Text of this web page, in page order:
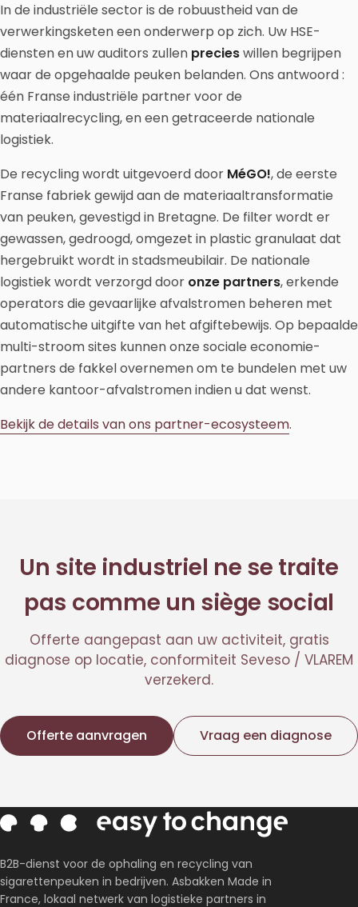
In de industriële sector is de robuustheid van de
verwerkingsketen een onderwerp op zich. Uw HSE-
diensten en uw auditors zullen precieswillen begrijpen
waar de opgehaalde peuken belanden. Ons antwoord :
één Franse industriële partner voor de
materiaalrecycling, en een getraceerde nationale
logistiek.
De recycling wordt uitgevoerd door MéGO!, de eerste
Franse fabriek gewijd aan de materiaaltransformatie
van peuken, gevestigd in Bretagne. De filter wordt er
gewassen, gedroogd, omgezet in plastic granulaat dat
hergebruikt wordt in stadsmeubilair. De nationale
logistiek wordt verzorgd door onze partners, erkende
operators die gevaarlijke afvalstromen beheren met
automatische uitgifte van het afgiftebewijs. Op bepaalde
multi-stroom sites kunnen onze sociale economie-
partners de fakkel overnemen om te bundelen met uw
andere kantoor-afvalstromen indien u dat wenst.
Bekijk de details van ons partner-ecosysteem.
Un site industriel ne se traite
pas comme un siège social
Offerte aangepast aan uw activiteit, gratis
diagnose op locatie, conformiteit Seveso / VLAREM
verzekerd.
Offerte aanvragen Vraag een diagnose
B2B-dienst voor de ophaling en recycling van
sigarettenpeuken in bedrijven. Asbakken Made in
France, lokaal netwerk van logistieke partners in